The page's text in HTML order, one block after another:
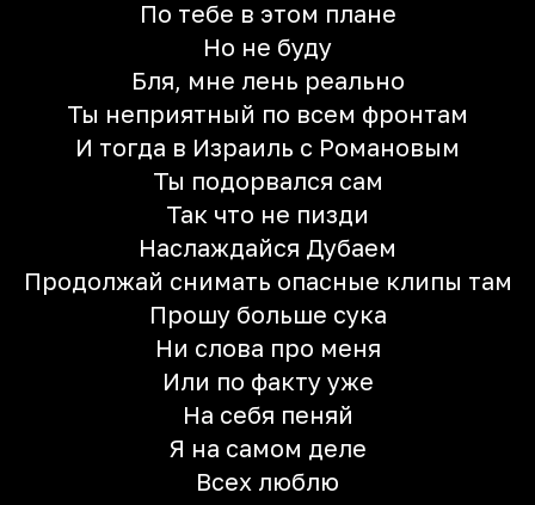
По тебе в этом плане
Но не буду
Бля, мне лень реально
Ты неприятный по всем фронтам
И тогда в Израиль с Романовым
Ты подорвался сам
Так что не пизди
Наслаждайся Дубаем
Продолжай снимать опасные клипы там
Прошу больше сука
Ни слова про меня
Или по факту уже
На себя пеняй
Я на самом деле
Всех люблю